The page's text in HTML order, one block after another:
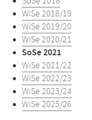
WiSe 2018/19
WiSe 2019/20
WiSe 2020/21
SoSe 2021
WiSe 2021/22
WiSe 2022/23
WiSe 2023/24
WiSe 2025/26